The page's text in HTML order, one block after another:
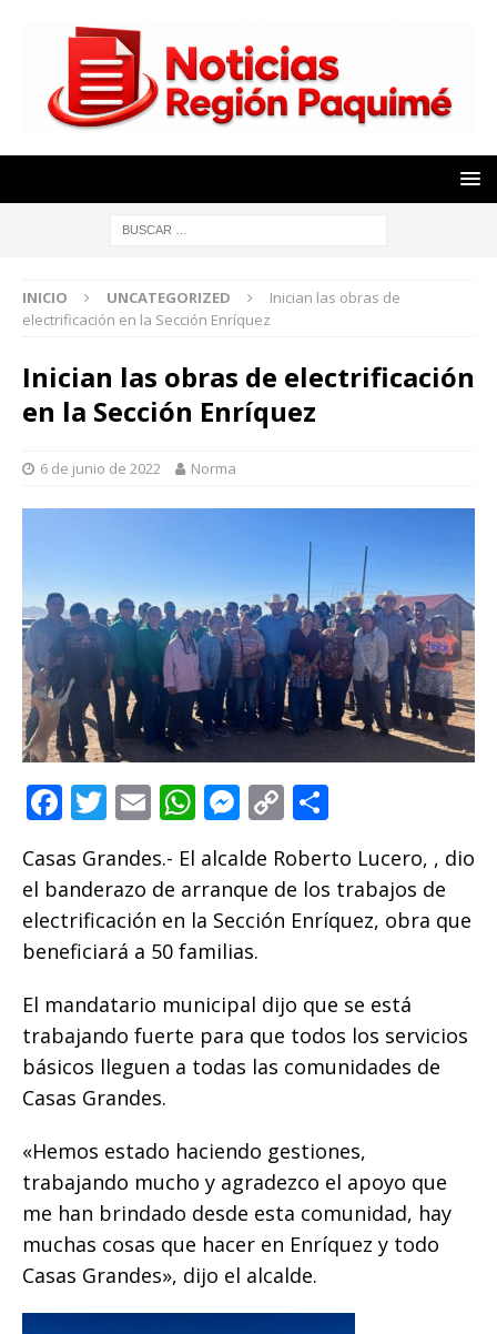
INICIO UNCATEGORIZED
Inician las obras de
electrificación en la Sección Enríquez
Inician las obras de electrificación
en la Sección Enríquez
6 de junio de 2022 Norma
F
c
e
b
o
k
T
it
te
r
E
ai
l
W
h
at
s
A
p
M
e
ss
e
n
e
r
C
o
p
y
Li
k
m
p
ar
r
Casas Grandes.- El alcalde Roberto Lucero, , dio
el banderazo de arranque de los trabajos de
electrificación en la Sección Enríquez, obra que
beneficiará a 50 familias.
El mandatario municipal dijo que se está
trabajando fuerte para que todos los servicios
básicos lleguen a todas las comunidades de
Casas Grandes.
«Hemos estado haciendo gestiones,
trabajando mucho y agradezco el apoyo que
me han brindado desde esta comunidad, hay
muchas cosas que hacer en Enríquez y todo
Casas Grandes», dijo el alcalde.